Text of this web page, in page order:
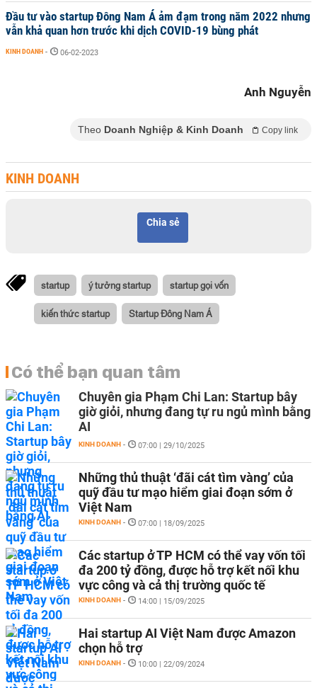
Đầu tư vào startup Đông Nam Á ảm đạm trong năm 2022 nhưng
vẫn khả quan hơn trước khi dịch COVID-19 bùng phát
KINH DOANH - 06-02-2023
Anh Nguyễn
Theo Doanh Nghiệp & Kinh Doanh Copy link
KINH DOANH
Chia sẻ
startup ý tưởng startup startup gọi vốn
kiến thức startup Startup Đông Nam Á
Có thể bạn quan tâm
Chuyên gia Phạm Chi Lan: Startup bây
giờ giỏi, nhưng đang tự ru ngủ mình bằng
AI
KINH DOANH - 07:00 | 29/10/2025
Những thủ thuật ‘đãi cát tìm vàng’ của
quỹ đầu tư mạo hiểm giai đoạn sớm ở
Việt Nam
KINH DOANH - 07:00 | 18/09/2025
Các startup ở TP HCM có thể vay vốn tối
đa 200 tỷ đồng, được hỗ trợ kết nối khu
vực công và cả thị trường quốc tế
KINH DOANH - 14:00 | 15/09/2025
Hai startup AI Việt Nam được Amazon
chọn hỗ trợ
KINH DOANH - 10:00 | 22/09/2024